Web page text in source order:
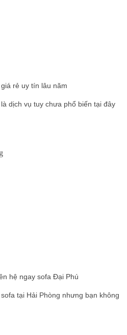
rẻ uy tín lâu năm
dịch vụ tuy chưa phổ biến tại đây
hệ ngay sofa Đại Phú
tại Hải Phòng nhưng bạn không